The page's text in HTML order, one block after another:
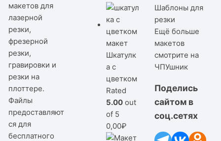
макетов для
лазерной
резки,
фрезерной
резки,
гравировки и
резки на
плоттере.
Файлы
предоставляют
ся для
бесплатного
Шкатулк
а с
цветком
Rated
5.00 out
of 5
0,00₽
Шаблоны для
резки
Ещё больше
макетов
смотрите на
ЧПУшник
Поделись
сайтом в
соц.сетях